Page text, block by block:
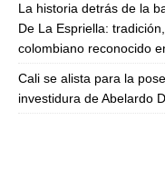
La historia detrás de la
De La Espriella:
colombiano reconocido
Cali se alista para la
investidura de Abelardo